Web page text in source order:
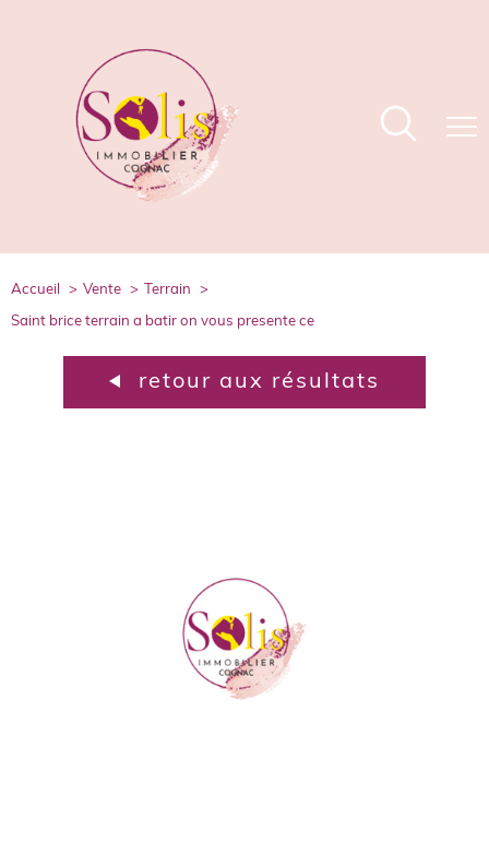
accueil vente terrain
saint brice terrain a batir on vous presente ce
retour aux résultats